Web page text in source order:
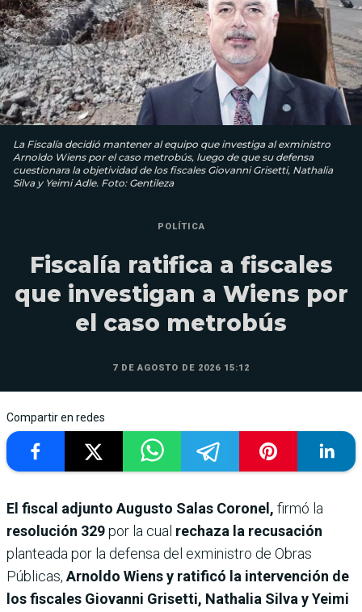
La Fiscalía decidió mantener al equipo que investiga al exministro
Arnoldo Wiens por el caso metrobús, luego de que su defensa
cuestionara la objetividad de los fiscales Giovanni Grisetti, Nathalia
Silva y Yeimi Adle. Foto: Gentileza
POLÍTICA
Fiscalía ratifica a fiscales
que investigan a Wiens por
el caso metrobús
7 DE AGOSTO DE 2026 15:12
Compartir en redes
El fiscal adjunto Augusto Salas Coronel, firmó la
resolución 329por la cual rechaza la recusación
planteada por la defensa del exministro de Obras
Públicas, Arnoldo Wiens y ratificó la intervención de
los fiscales Giovanni Grisetti, Nathalia Silva y Yeimi